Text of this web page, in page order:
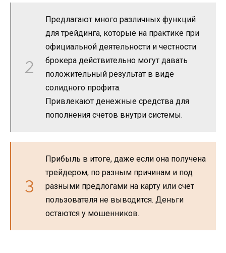
Предлагают много различных функций
для трейдинга, которые на практике при
официальной деятельности и честности
брокера действительно могут давать
положительный результат в виде
солидного профита.
Привлекают денежные средства для
пополнения счетов внутри системы.
Прибыль в итоге, даже если она получена
трейдером, по разным причинам и под
разными предлогами на карту или счет
пользователя не выводится. Деньги
остаются у мошенников.